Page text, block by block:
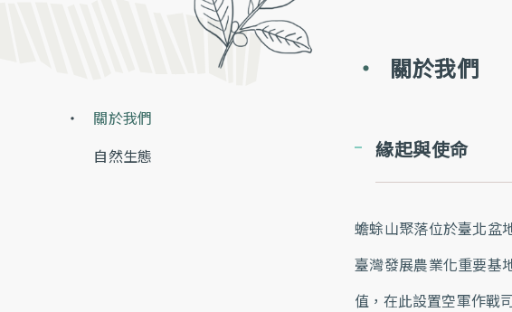
關於我們
緣起與使命
蟾蜍山聚落位於臺北盆
臺灣發展農業化重要基
值，在此設置空軍作戰
關於我們
自然生態